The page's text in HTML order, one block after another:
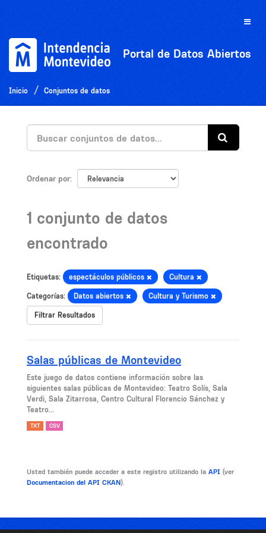
Toggle
Portal de Datos Abiertos
Inicio Conjuntos de datos
Ordenar por
1 conjunto de datos
encontrado
Etiquetas: espectáculos públicos Cultura
Categorías: Datos abiertos Cultura y Turismo
Filtrar Resultados
Salas públicas de Montevideo
Este juego de datos contiene información sobre las
siguientes salas públicas de Montevideo: Teatro Solís, Sala
Verdi, Sala Zitarrosa, Centro Cultural Florencio Sánchez y
Teatro...
TXT CSV
Usted también puede acceder a este registro utilizando la API (ver
Documentacion del API CKAN).